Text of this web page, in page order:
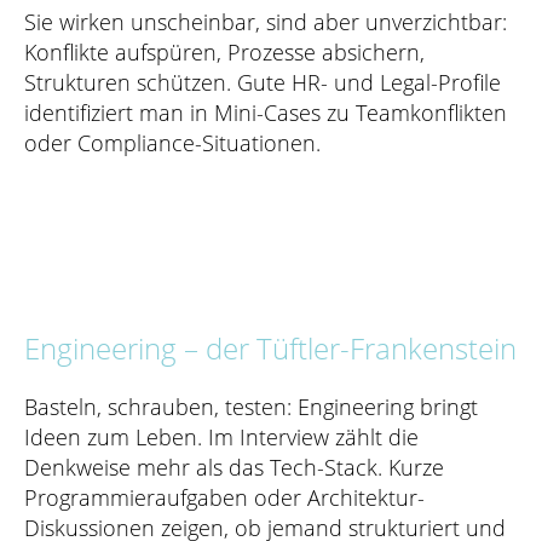
Sie wirken unscheinbar, sind aber unverzichtbar:
Konflikte aufspüren, Prozesse absichern,
Strukturen schützen. Gute HR- und Legal-Profile
identifiziert man in Mini-Cases zu Teamkonflikten
oder Compliance-Situationen.
Engineering – der Tüftler-Frankenstein
Basteln, schrauben, testen: Engineering bringt
Ideen zum Leben. Im Interview zählt die
Denkweise mehr als das Tech-Stack. Kurze
Programmieraufgaben oder Architektur-
Diskussionen zeigen, ob jemand strukturiert und